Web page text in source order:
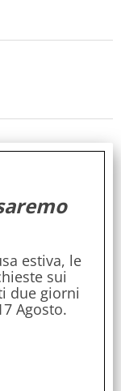
Glutine e Vegani
estiva, le
sui
due giorni
Agosto.